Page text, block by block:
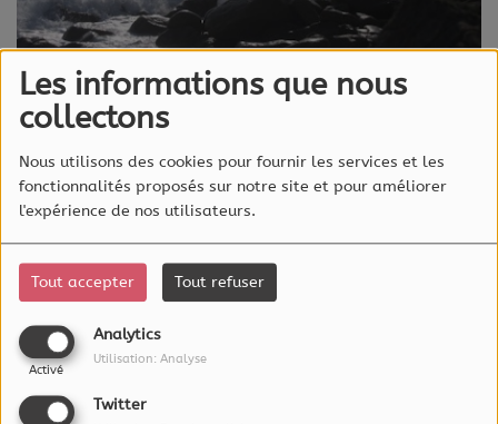
Les informations que nous
collectons
Nous utilisons des cookies pour fournir les services et les
fonctionnalités proposés sur notre site et pour améliorer
l'expérience de nos utilisateurs.
Tout accepter Tout refuser
Analytics
Activé
Utilisation: Analyse
Twitter
07 août 2026
Tendance: les températures repartent
à la hausse.
Samedi 8 août : le soleil s'impose partout en
Bretagne avec un soleil tout au plus voilé et les
températures repartent à la hausse. On pourrait
avoir 33 ° à Nantes, 31 à Pontivy, 29 à Saint-